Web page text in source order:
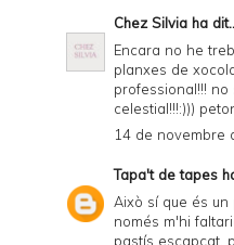
Chez Silvia ha
Encara no he
planxes de
professional!!! no
celestial!!!:)))
14 de novembre
Tapa't de tapes
Això sí que és un
només m'hi
pastís escapçat,